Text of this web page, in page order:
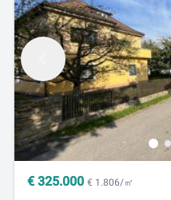
€ 325.000 € 1.806/㎡